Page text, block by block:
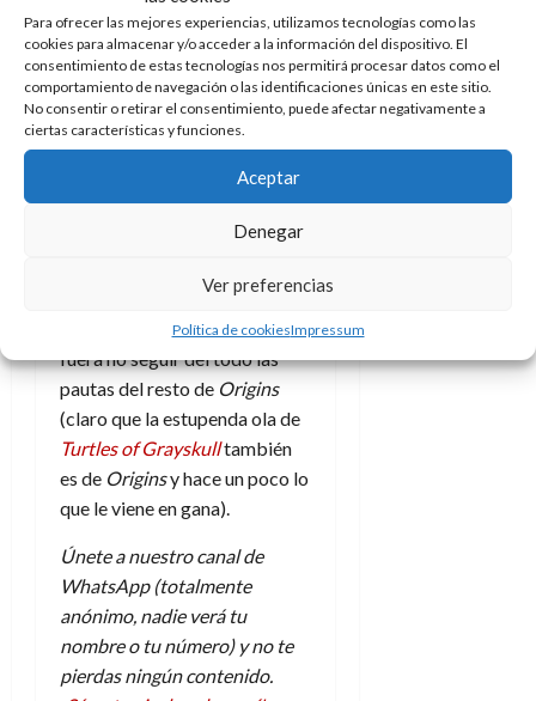
Para ofrecer las mejores experiencias, utilizamos tecnologías como las
cookies para almacenar y/o acceder a la información del dispositivo. El
consentimiento de estas tecnologías nos permitirá procesar datos como el
comportamiento de navegación o las identificaciones únicas en este sitio.
No consentir o retirar el consentimiento, puede afectar negativamente a
ciertas características y funciones.
Aceptar
Denegar
Ver preferencias
Política de cookiesImpressum
Esto es algo que en las series
originales no terminaba de
verse de esta forma pero que
posteriores adaptaciones,
tanto en cómiccomoen las
, sí han
mostrado de manera clara.
Quizá que por este motivo
y fornida habría sido un punto
a favor de la figura, aunque
fuera no seguir del todo las
pautas del resto de Origins
(claro que la estupenda ola de
Turtles of Grayskulltambién
es de Originsy hace un poco lo
que le viene en gana).
Únete a nuestro canal de
WhatsApp (totalmente
anónimo, nadie verá tu
nombre o tu número) y no te
pierdas ningún contenido.